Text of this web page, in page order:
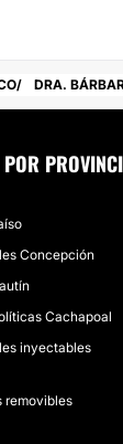
DRA.
POR
Concepción
Cachapoal
inyectables
removibles